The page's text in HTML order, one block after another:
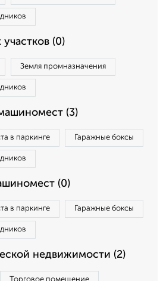
(0)
Земля промназначения
(3)
в паркинге Гаражные боксы
(0)
в паркинге Гаражные боксы
недвижимости (2)